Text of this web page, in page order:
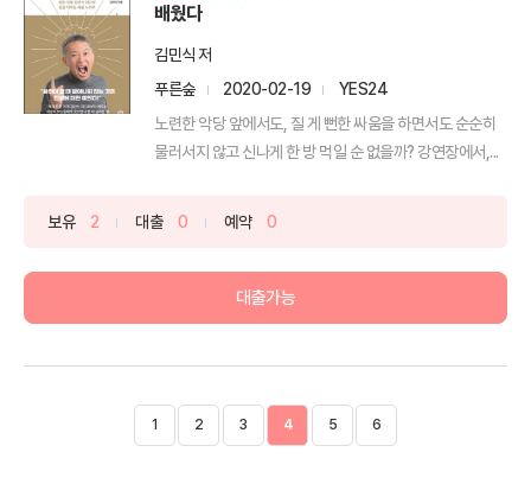
배웠다
김민식 저
푸른숲
2020-02-19
YES24
노련한 악당 앞에서도, 질 게 뻔한 싸움을 하면서도 순순히
물러서지 않고 신나게 한 방 먹일 순 없을까? 강연장에서,...
보유 2 대출 0 예약 0
대출가능
1 2 3 4 5 6